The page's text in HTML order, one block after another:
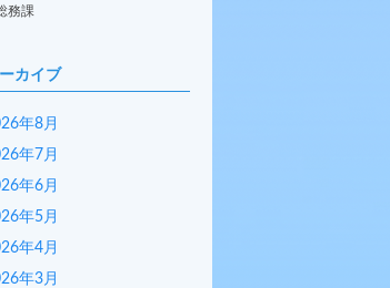
務課
カイブ
年8月
年7月
年6月
年5月
年4月
年3月